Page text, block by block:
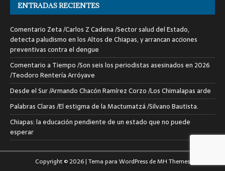
ENTRADAS RECIENTES
Comentario Zeta /Carlos Z Cadena /Sector salud del Estado,
detecta paludismo en los Altos de Chiapas, y arrancan acciones
preventivas contra el dengue
Comentario a Tiempo /Son seis los periodistas asesinados en 2026
/Teodoro Rentería Arróyave
Desde el Sur /Armando Chacón Ramírez Corzo /Los Chimalapas arde
Palabras Claras /El estigma de la Mactumatzá /Silvano Bautista.
Chiapas: la educación pendiente de un estado que no puede
esperar
Copyright © 2026 | Tema para WordPress deMH Themes